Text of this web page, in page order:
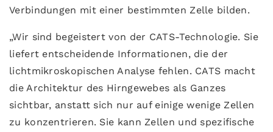
Verbindungen mit einer bestimmten Zelle bilden.
„Wir sind begeistert von der CATS-Technologie. Sie
liefert entscheidende Informationen, die der
lichtmikroskopischen Analyse fehlen. CATS macht
die Architektur des Hirngewebes als Ganzes
sichtbar, anstatt sich nur auf einige wenige Zellen
zu konzentrieren. Sie kann Zellen und spezifische